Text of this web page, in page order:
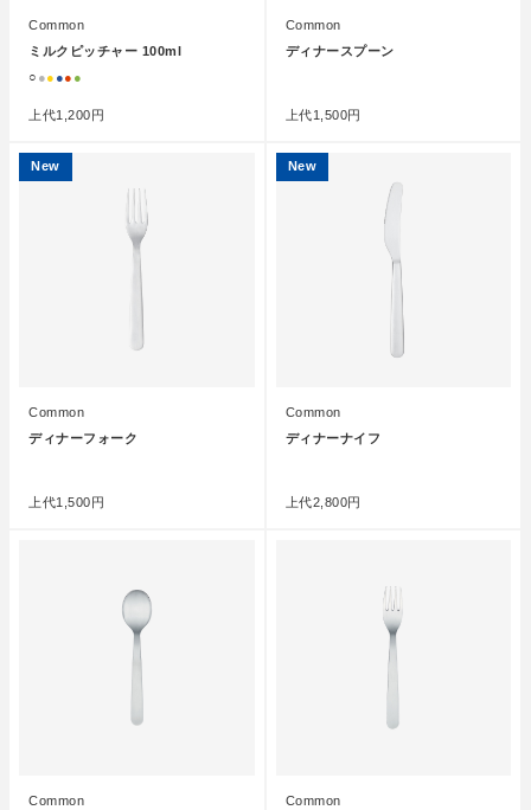
Common
ミルクピッチャー 100ml
○ ●● ●● ●
上代1,200円
Common
ディナースプーン
上代1,500円
Common
ディナーフォーク
上代1,500円
New
Common
ディナーナイフ
上代2,800円
New
Common
Common